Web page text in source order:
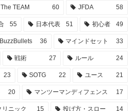
TEAM 60 JFDA 58
55 日本代表 51 初心者 49
BuzzBullets 36 マインドセット 33
戦術 27 ルール 24
23 SOTG 22 ユース 21
20 マンツーマンディフェンス 17
リニック 15 投げ方・スロー 14